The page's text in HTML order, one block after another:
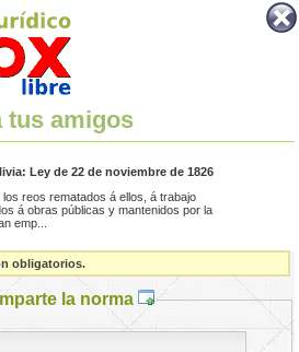
tus amigos
Ley de 22 de noviembre de 1826
reos rematados á ellos, á trabajo
á obras públicas y mantenidos por la
emp...
obligatorios.
la norma